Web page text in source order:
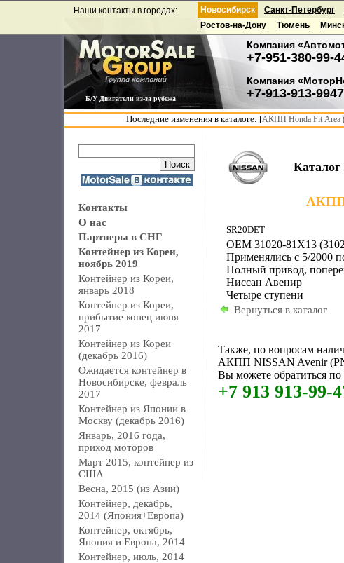
Б/У Двигатели из-за рубежа
Наши контакты в городах: Новосибирск
Компания
+7-951-380-99-
Компания
+7-913-913-
Санкт-Петербург
Ростов-на-Дону
Тюмень
Последние изменения в каталоге: [АКПП Honda Fit Area
Контакты
О нас
Партнеры в СНГ
Контейнер из Кореи,
ноябрь 2019
Контейнер из Кореи,
январь 2018
Контейнер из Кореи,
прибытие конец июня
2017
Контейнер из Кореи
(декабрь 2016)
Ожидается контейнер в
Новосибирске, февраль
2017
Контейнер из Японии в
Москву (декабрь 2016)
Январь, 2016 года,
приход моторов
Март 2015, контейнер из
США
Весна, 2015 (из Азии)
Контейнер, декабрь,
2014 (Япония+Европа)
Контейнер, октябрь,
Япония и Европа, 2014
Контейнер, июль, 2014
АКПП
SR20DET
OEM 31020-81X13
Применялись с 5/2000
Полный привод,
Ниссан Авенир
Четыре ступени
Вернуться в каталог
Также, по вопросам
АКПП NISSAN Avenir
Вы можете обратиться по
+7 913 913-99-